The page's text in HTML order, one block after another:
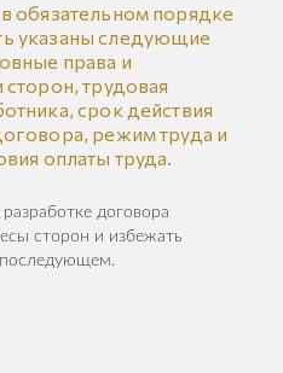
обязательном порядке
указаны следующие
права и
сторон, трудовая
срок действия
режим труда и
оплаты труда.
договора
сторон и избежать
последующем.